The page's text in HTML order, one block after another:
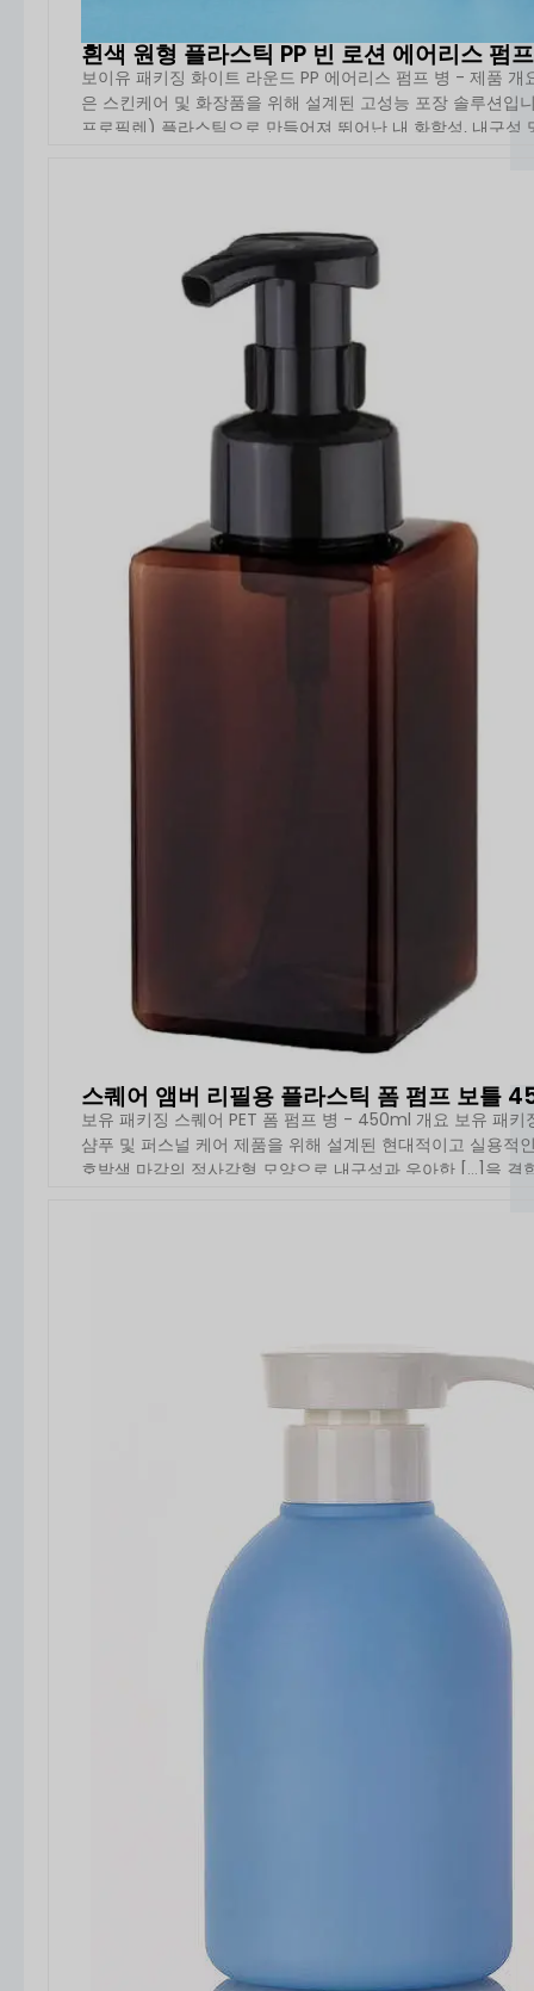
흰색 원형 플라스틱 PP 빈 로션 에어리스 펌
보이유 패키징 화이트 라운드 PP 에어리스 펌프 병 - 제품
은 스킨케어 및 화장품을 위해 설계된 고성능 포장 솔루션
프로필렌) 플라스틱으로 만들어져 뛰어난 내 화학성, 내구
스퀘어 앰버 리필용 플라스틱 폼 펌프 보틀
보유 패키징 스퀘어 PET 폼 펌프 병 - 450ml 개요 보유 패
샴푸 및 퍼스널 케어 제품을 위해 설계된 현대적이고 실용적
호박색 마감의 정사각형 모양으로 내구성과 우아한 [...]을 결